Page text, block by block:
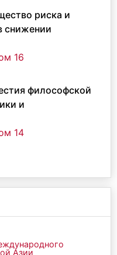
риска и
снижении
16
философской
и
14
Азии